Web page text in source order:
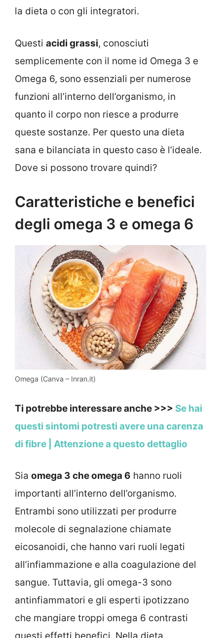
la dieta o con gli integratori.
Questi acidi grassi, conosciuti
semplicemente con il nome id Omega 3 e
Omega 6, sono essenziali per numerose
funzioni all’interno dell’organismo, in
quanto il corpo non riesce a produrre
queste sostanze. Per questo una dieta
sana e bilanciata in questo caso è l’ideale.
Dove si possono trovare quindi?
Caratteristiche e benefici
degli omega 3 e omega 6
Omega (Canva – Inran.it)
Ti potrebbe interessare anche >>> Se hai
questi sintomi potresti avere una carenza
di fibre | Attenzione a questo dettaglio
Sia omega 3 che omega 6 hanno ruoli
importanti all’interno dell’organismo.
Entrambi sono utilizzati per produrre
molecole di segnalazione chiamate
eicosanoidi, che hanno vari ruoli legati
all’infiammazione e alla coagulazione del
sangue. Tuttavia, gli omega-3 sono
antinfiammatori e gli esperti ipotizzano
che mangiare troppi omega 6 contrasti